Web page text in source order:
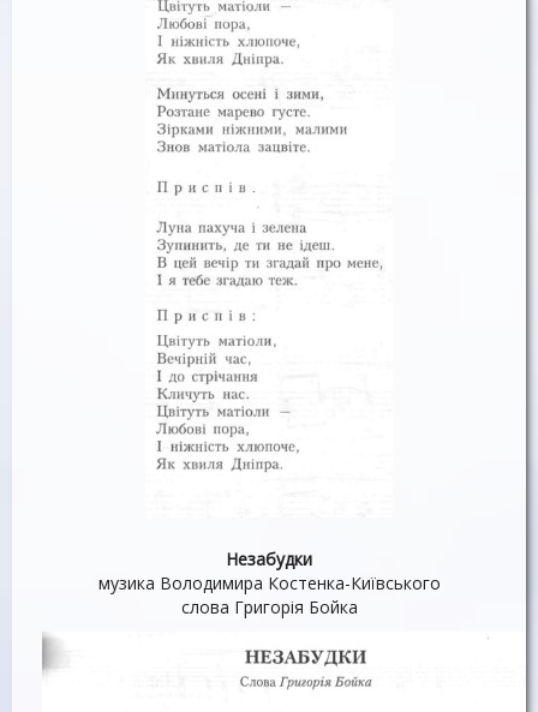
Незабудки
музика Володимира Костенка-Київського
слова Григорія Бойка